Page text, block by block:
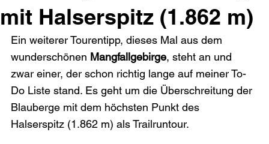
mit Halserspitz (1.862 m)
Ein weiterer Tourentipp, dieses Mal aus dem
wunderschönen Mangfallgebirge, steht an und
zwar einer, der schon richtig lange auf meiner To-
Do Liste stand. Es geht um die Überschreitung der
Blauberge mit dem höchsten Punkt des
Halserspitz (1.862 m) als Trailruntour.